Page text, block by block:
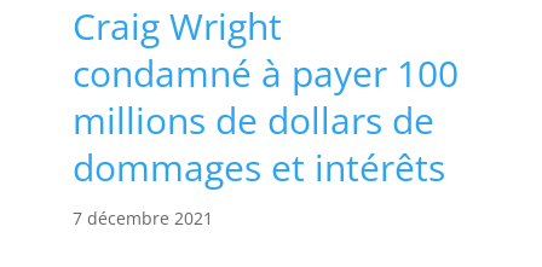
Craig Wright
condamné à payer 100
millions de dollars de
dommages et intérêts
7 décembre 2021